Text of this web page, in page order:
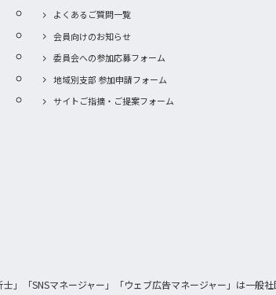
よくあるご質問一覧
会員向けのお知らせ
委員会への参加応募フォーム
地域別支部 参加申請フォーム
サイトご指摘・ご提案フォーム
」「SNSマネージャー」「ウェブ広告マネージャー」は一般